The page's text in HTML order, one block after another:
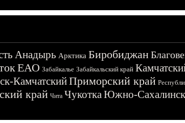
Анадырь Арктика Биробиджан
ЕАО Забайкалье Забайкальский край
КамчатскийПриморский край
край Чита ЧукоткаЮжно-Сахалинск